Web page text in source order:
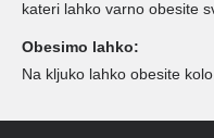
kateri lahko varno obesite
Obesimo lahko:
Na kljuko lahko obesite